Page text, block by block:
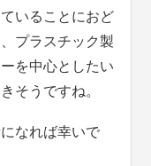
いることにおど
プラスチック製
を中心としたい
そうですね。
なれば幸いで